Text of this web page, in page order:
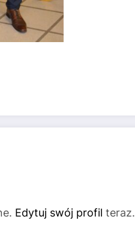
Edytuj swój profil teraz.